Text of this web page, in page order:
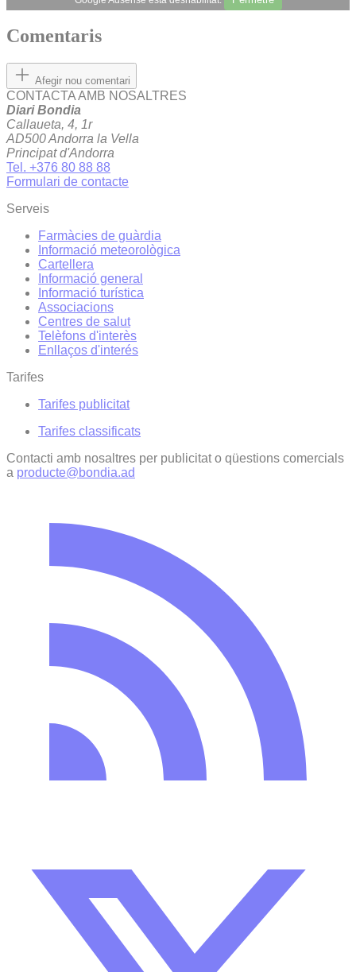
Comentaris
Afegir nou comentari
CONTACTA AMB NOSALTRES
Diari Bondia
Callaueta, 4, 1r
AD500 Andorra la Vella
Principat d'Andorra
Tel. +376 80 88 88
Formulari de contacte
Serveis
Farmàcies de guàrdia
Informació meteorològica
Cartellera
Informació general
Informació turística
Associacions
Centres de salut
Telèfons d'interès
Enllaços d'interés
Tarifes
Tarifes publicitat
Tarifes classificats
Contacti amb nosaltres per publicitat o qüestions comercials
a producte@bondia.ad